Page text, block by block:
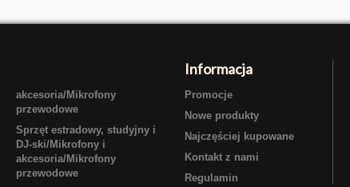
akcesoria/Mikrofony
przewodowe
Sprzęt estradowy, studyjny i
DJ-ski/Mikrofony i
akcesoria/Mikrofony
przewodowe
Informacja
Promocje
Nowe produkty
Najczęściej kupowane
Kontakt z nami
Regulamin